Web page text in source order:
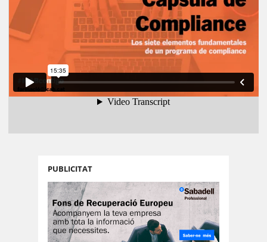
PUBLICITAT